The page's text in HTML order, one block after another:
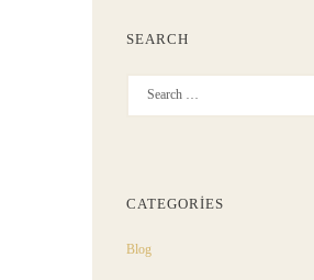
SEARCH
CATEGORIES
Blog